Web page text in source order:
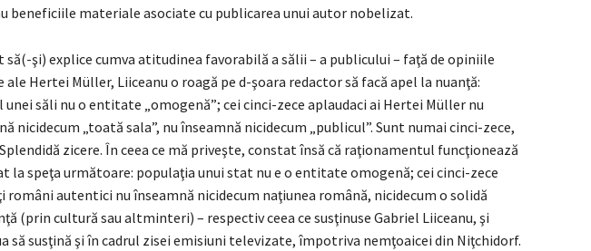
beneficiile materiale asociate cu publicarea unui autor nobelizat.
să(-şi) explice cumva atitudinea favorabilă a sălii – a publicului – faţă de opiniile
ale Hertei Müller, Liiceanu o roagă pe d-şoara redactor să facă apel la nuanţă:
unei săli nu o entitate „omogenă”; cei cinci-zece aplaudaci ai Hertei Müller nu
nicidecum „toată sala”, nu înseamnă nicidecum „publicul”. Sunt numai cinci-zece,
zicere. În ceea ce mă priveşte, constat însă că raţionamentul funcţionează
la speţa următoare: populaţia unui stat nu e o entitate omogenă; cei cinci-zece
români autentici nu înseamnă nicidecum naţiunea română, nicidecum o solidă
(prin cultură sau altminteri) – respectiv ceea ce susţinuse Gabriel Liiceanu, şi
să susţină şi în cadrul zisei emisiuni televizate, împotriva nemţoaicei din Niţchidorf.